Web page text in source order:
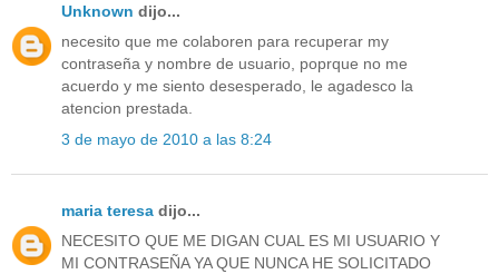
Unknown dijo...
necesito que me colaboren para recuperar my
contraseña y nombre de usuario, poprque no me
acuerdo y me siento desesperado, le agadesco la
atencion prestada.
3 de mayo de 2010 a las 8:24
maria teresa dijo...
NECESITO QUE ME DIGAN CUAL ES MI USUARIO Y
MI CONTRASEÑA YA QUE NUNCA HE SOLICITADO